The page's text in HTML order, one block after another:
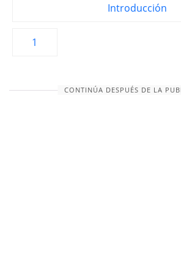
Introducción
1
CONTINÚA DESPUÉS DE LA